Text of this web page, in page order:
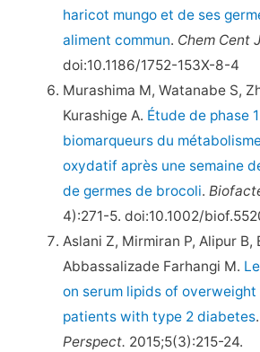
haricot mungo et de ses
aliment commun. Chem Cent
doi:10.1186/1752-153X-8-4
Murashima M, Watanabe S,
Kurashige A. Étude de phase
biomarqueurs du
oxydatif après une semaine
de germes de brocoli.
4):271-5. doi:10.1002/
Aslani Z, Mirmiran P, Alipur B,
Abbassalizade Farhangi M.
on serum lipids of overweight
patients with type 2 diabetes.
Perspect. 2015;5(3):215-24.